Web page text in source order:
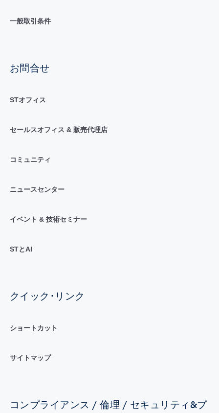
一般取引条件
お問合せ
STオフィス
セールスオフィス & 販売代理店
コミュニティ
ニュースセンター
イベント & 技術セミナー
STとAI
クイック･リンク
ショートカット
サイトマップ
コンプライアンス / 倫理 / セキュリティ&プ